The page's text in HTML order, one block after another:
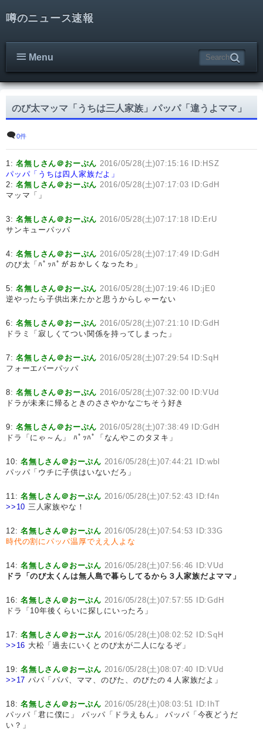
噂のニュース速報
Menu
のび太マッマ「うちは三人家族」パッパ「違うよママ」
0件
1:名無しさん＠おーぷん 2016/05/28(土)07:15:16 ID:HSZ
パッパ「うちは四人家族だよ」
2:名無しさん＠おーぷん 2016/05/28(土)07:17:03 ID:GdH
マッマ「」
3:名無しさん＠おーぷん 2016/05/28(土)07:17:18 ID:ErU
サンキューパッパ
4:名無しさん＠おーぷん 2016/05/28(土)07:17:49 ID:GdH
のび太「ﾊﾟｯﾊﾟがおかしくなったわ」
5:名無しさん＠おーぷん 2016/05/28(土)07:19:46 ID:jE0
逆やったら子供出来たかと思うからしゃーない
6:名無しさん＠おーぷん 2016/05/28(土)07:21:10 ID:GdH
ドラミ「寂しくてつい関係を持ってしまった」
7:名無しさん＠おーぷん 2016/05/28(土)07:29:54 ID:SqH
フォーエバーパッパ
8:名無しさん＠おーぷん 2016/05/28(土)07:32:00 ID:VUd
ドラが未来に帰るときのささやかなごちそう好き
9:名無しさん＠おーぷん 2016/05/28(土)07:38:49 ID:GdH
ドラ「にゃ～ん」 ﾊﾟｯﾊﾟ「なんやこのタヌキ」
10:名無しさん＠おーぷん 2016/05/28(土)07:44:21 ID:wbl
パッパ「ウチに子供はいないだろ」
11:名無しさん＠おーぷん 2016/05/28(土)07:52:43 ID:f4n
>>10 三人家族やな！
12:名無しさん＠おーぷん 2016/05/28(土)07:54:53 ID:33G
時代の割にパッパ温厚でええ人よな
14:名無しさん＠おーぷん 2016/05/28(土)07:56:46 ID:VUd
ドラ「のび太くんは無人島で暮らしてるから３人家族だよママ」
16:名無しさん＠おーぷん 2016/05/28(土)07:57:55 ID:GdH
ドラ「10年後くらいに探しにいったろ」
17:名無しさん＠おーぷん 2016/05/28(土)08:02:52 ID:SqH
>>16 大松「過去にいくとのび太が二人になるぞ」
19:名無しさん＠おーぷん 2016/05/28(土)08:07:40 ID:VUd
>>17 パパ「パパ、ママ、のびた、のびたの４人家族だよ」
18:名無しさん＠おーぷん 2016/05/28(土)08:03:51 ID:IhT
パッパ「君に僕に」 パッパ「ドラえもん」 パッパ「今夜どうだ
い？」